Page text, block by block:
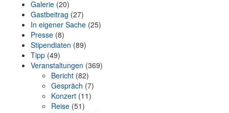
Galerie (20)
Gastbeitrag (27)
In eigener Sache (25)
Presse (8)
Stipendiaten (89)
Tipp (49)
Veranstaltungen (369)
Bericht (82)
Gespräch (7)
Konzert (11)
Reise (51)